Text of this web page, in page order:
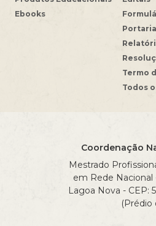
Ebooks
Termo
Todos
Coordenação
Mestrado
em Rede Nacional
Lagoa Nova - CEP:
(Prédio